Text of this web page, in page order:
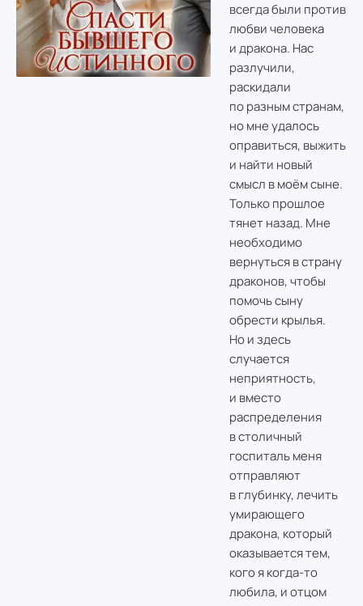
всегда были против
любви человека
и дракона. Нас
разлучили,
раскидали
по разным странам,
но мне удалось
оправиться, выжить
и найти новый
смысл в моём сыне.
Только прошлое
тянет назад. Мне
необходимо
вернуться в страну
драконов, чтобы
помочь сыну
обрести крылья.
Но и здесь
случается
неприятность,
и вместо
распределения
в столичный
госпиталь меня
отправляют
в глубинку, лечить
умирающего
дракона, который
оказывается тем,
кого я когда-то
любила, и отцом